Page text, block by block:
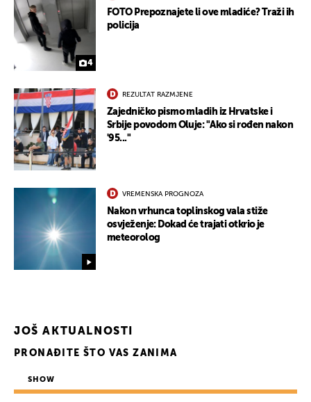
4
FOTO Prepoznajete li ove mladiće? Traži ih
policija
REZULTAT RAZMJENE
Zajedničko pismo mladih iz Hrvatske i
Srbije povodom Oluje: "Ako si rođen nakon
'95..."
VREMENSKA PROGNOZA
Nakon vrhunca toplinskog vala stiže
osvježenje: Dokad će trajati otkrio je
meteorolog
JOŠ AKTUALNOSTI
PRONAĐITE ŠTO VAS ZANIMA
SHOW